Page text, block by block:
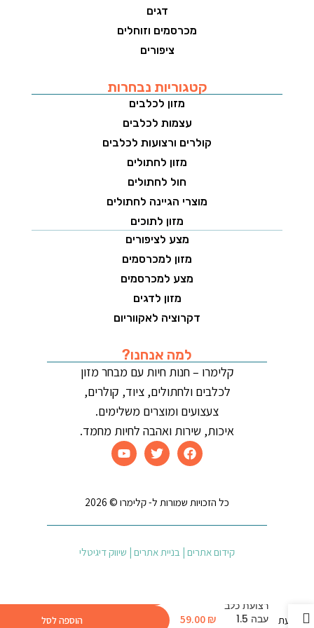
דגים
מכרסמים וזוחלים
ציפורים
קטגוריות נבחרות
מזון לכלבים
עצמות לכלבים
קולרים ורצועות לכלבים
מזון לחתולים
חול לחתולים
מוצרי הגיינה לחתולים
מזון לתוכים
מצע לציפורים
מזון למכרסמים
מצע למכרסמים
מזון לדגים
דקרוציה לאקווריום
למה אנחנו?
קלימרו – חנות חיות עם מבחר מזון
לכלבים ולחתולים, ציוד, קולרים,
צעצועים ומוצרים משלימים.
איכות, שירות ואהבה לחיות מחמד.
כל הזכויות שמורות ל- קלימרו © 2026
קידום אתרים | בניית אתרים | שיווק דיגיטלי
רצועת כלב
עבה 1.5
59.00₪ הוספה לסל